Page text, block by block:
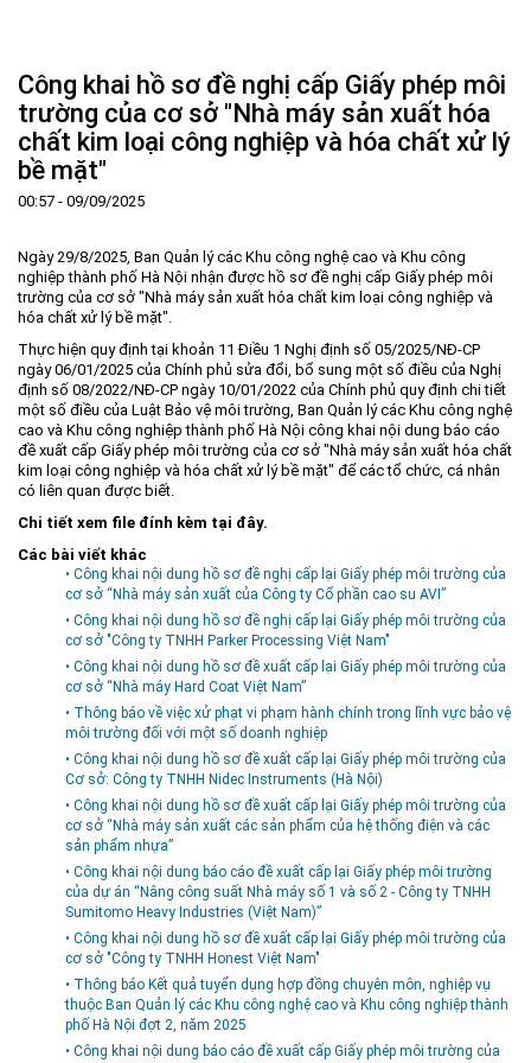
Lịch sử hình thành và phát triển
Tầm nhìn - Sứ mệnh
Lãnh đạo Ban Quản lý
Chức năng, nhiệm vụ
Tin tức - sự kiện
Ban Quản lý Khu
Chính sách mới
Hợp tác quốc tế
Đào tạo và Nghiên cứu
Cách mạng công nghiệp lần thứ 4
Quy hoạch ▼
Quy hoạch tổng thể
Ưu thế
Cơ sở hạ tầng
Cơ chế ưu đãi đầu tư
Cơ chế Một cửa
Nguồn nhân lực
Hướng dẫn đầu tư
Trình tự, thủ tục đầu tư
Tiêu chí đầu tư
Lĩnh vực đầu tư
Quản lý và vận hành dự án đầu tư
Văn bản pháp luật ▼
Các thủ tục hành chính
Doanh nghiệp
Đất đai
Đầu tư
Khu CNC Hòa Lạc
Lao động
Môi trường
Quy hoạch - Xây dựng
Ưu đãi đầu tư
Công nghệ và Sản phẩm
Văn bản khác
Thông báo chung
Tuyển dụng
Công khai ngân sách
Dữ liệu mở
FAQs
Liên hệ - Liên kết ▼
Liên kết
Liên hệ
Công khai hồ sơ đề nghị cấp Giấy phép môi
trường của cơ sở "Nhà máy sản xuất hóa
chất kim loại công nghiệp và hóa chất xử lý
bề mặt"
00:57 - 09/09/2025
Ngày 29/8/2025, Ban Quản lý các Khu công nghệ cao và Khu công
nghiệp thành phố Hà Nội nhận được hồ sơ đề nghị cấp Giấy phép môi
trường của cơ sở "Nhà máy sản xuất hóa chất kim loại công nghiệp và
hóa chất xử lý bề mặt".
Thực hiện quy định tại khoản 11 Điều 1 Nghị định số 05/2025/NĐ-CP
ngày 06/01/2025 của Chính phủ sửa đổi, bổ sung một số điều của Nghị
định số 08/2022/NĐ-CP ngày 10/01/2022 của Chính phủ quy định chi tiết
một số điều của Luật Bảo vệ môi trường, Ban Quản lý các Khu công nghệ
cao và Khu công nghiệp thành phố Hà Nội công khai nội dung báo cáo
đề xuất cấp Giấy phép môi trường của cơ sở "Nhà máy sản xuất hóa chất
kim loại công nghiệp và hóa chất xử lý bề mặt" để các tổ chức, cá nhân
có liên quan được biết.
Chi tiết xem file đính kèm tại đây.
Các bài viết khác
• Công khai nội dung hồ sơ đề nghị cấp lại Giấy phép môi trường của
cơ sở “Nhà máy sản xuất của Công ty Cổ phần cao su AVI”
• Công khai nội dung hồ sơ đề nghị cấp lại Giấy phép môi trường của
cơ sở "Công ty TNHH Parker Processing Việt Nam"
• Công khai nội dung hồ sơ đề xuất cấp lại Giấy phép môi trường của
cơ sở “Nhà máy Hard Coat Việt Nam”
• Thông báo về việc xử phạt vi phạm hành chính trong lĩnh vực bảo vệ
môi trường đối với một số doanh nghiệp
• Công khai nội dung hồ sơ đề xuất cấp lại Giấy phép môi trường của
Cơ sở: Công ty TNHH Nidec Instruments (Hà Nội)
• Công khai nội dung hồ sơ đề xuất cấp lại Giấy phép môi trường của
cơ sở “Nhà máy sản xuất các sản phẩm của hệ thống điện và các
sản phẩm nhựa”
• Công khai nội dung báo cáo đề xuất cấp lại Giấy phép môi trường
của dự án “Nâng công suất Nhà máy số 1 và số 2 - Công ty TNHH
Sumitomo Heavy Industries (Việt Nam)”
• Công khai nội dung hồ sơ đề xuất cấp lại Giấy phép môi trường của
cơ sở "Công ty TNHH Honest Việt Nam"
• Thông báo Kết quả tuyển dụng hợp đồng chuyên môn, nghiệp vụ
thuộc Ban Quản lý các Khu công nghệ cao và Khu công nghiệp thành
phố Hà Nội đợt 2, năm 2025
• Công khai nội dung báo cáo đề xuất cấp Giấy phép môi trường của